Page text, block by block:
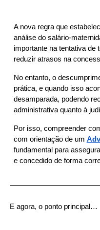
A nova regra que
análise do salário-
importante na tentativa de
reduzir atrasos na
No entanto, o
prática, e quando isso
desamparada, podendo
administrativa quanto à
Por isso, compreender
com orientação de um
fundamental para
e concedido de forma
E agora, o ponto principal…